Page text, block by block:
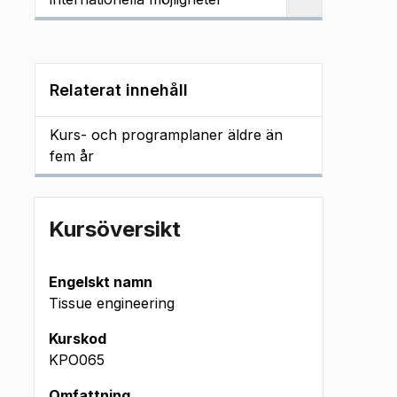
Relaterat innehåll
Kurs- och programplaner äldre än
fem år
Kursöversikt
Engelskt namn
Tissue engineering
Kurskod
KPO065